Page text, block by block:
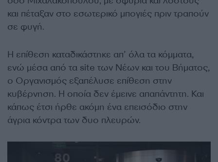
και πέταξαν στο εσωτερικό μπογιές πριν τραπούν
σε φυγή.
Η επίθεση καταδικάστηκε απ’ όλα τα κόμματα,
ενώ μέσα από τα site των Νέων και του Βήματος,
ο Οργανισμός εξαπέλυσε επίθεση στην
κυβέρνηση. Η οποία δεν έμεινε απαπάντητη. Και
κάπως έτσι ήρθε ακόμη ένα επεισόδιο στην
άγρια κόντρα των δυο πλευρών.